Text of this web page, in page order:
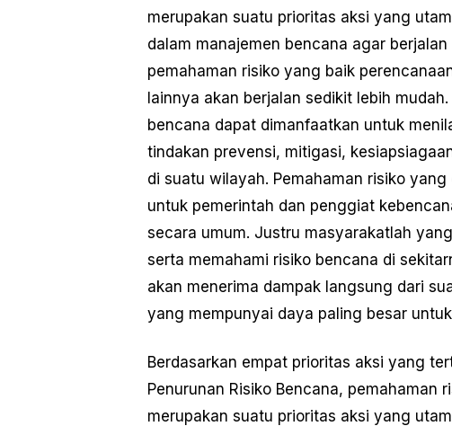
merupakan suatu prioritas aksi yang
dalam manajemen bencana agar
pemahaman risiko yang baik
lainnya akan berjalan sedikit lebih
bencana dapat dimanfaatkan untuk
tindakan prevensi, mitigasi,
di suatu wilayah. Pemahaman risiko
untuk pemerintah dan penggiat
secara umum. Justru masyarakatlah
serta memahami risiko bencana di
akan menerima dampak langsung dari
yang mempunyai daya paling besar
Berdasarkan empat prioritas aksi yang
Penurunan Risiko Bencana, pemahaman
merupakan suatu prioritas aksi yang